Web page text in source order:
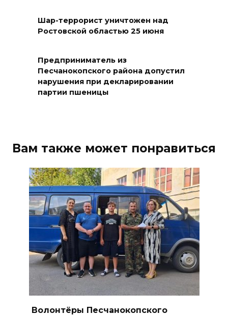
водителей быть осторожными
07 августа 2026 19:39
Сап-фестиваль, ночной забег
и турниры: как в Ростове
В Таганроге из-за аварии
отключили свет на четырех
улицах
07 августа 2026 18:42
В Ростовской области более
2000 жителей бесплатно
осваивают новые профессии
07 августа 2026 18:38
Бесплатные путевки для 17
тысяч детей: в Ростовской
Шар-террорист уничтожен над
Ростовской областью 25 июня
Предприниматель из
Песчанокопского района допустил
нарушения при декларировании
партии пшеницы
Вам также может понравиться
Волонтёры Песчанокопского